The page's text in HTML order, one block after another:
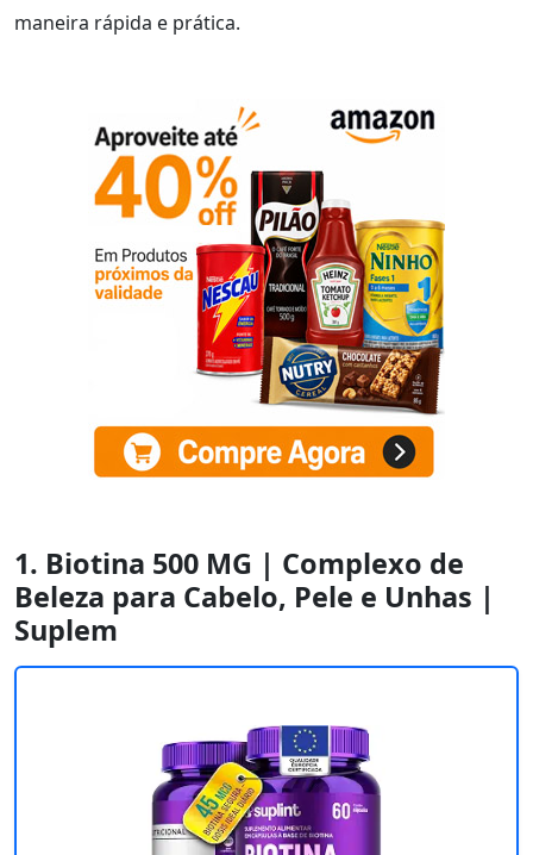
maneira rápida e prática.
1. Biotina 500 MG | Complexo de
Beleza para Cabelo, Pele e Unhas |
Suplem